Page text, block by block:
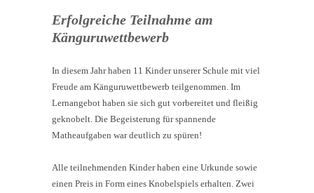
Erfolgreiche Teilnahme am
Känguruwettbewerb
In diesem Jahr haben 11 Kinder unserer Schule mit viel
Freude am Känguruwettbewerb teilgenommen. Im
Lernangebot haben sie sich gut vorbereitet und fleißig
geknobelt. Die Begeisterung für spannende
Matheaufgaben war deutlich zu spüren!
Alle teilnehmenden Kinder haben eine Urkunde sowie
einen Preis in Form eines Knobelspiels erhalten. Zwei